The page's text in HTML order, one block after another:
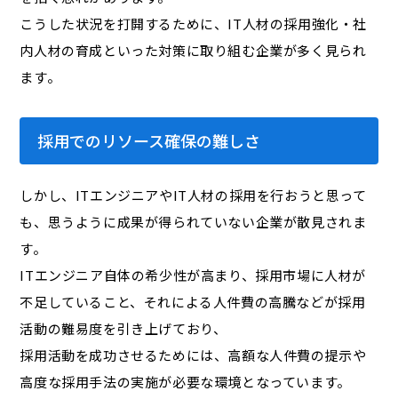
こうした状況を打開するために、IT人材の採用強化・社
内人材の育成といった対策に取り組む企業が多く見られ
ます。
採用でのリソース確保の難しさ
しかし、ITエンジニアやIT人材の採用を行おうと思って
も、思うように成果が得られていない企業が散見されま
す。
ITエンジニア自体の希少性が高まり、採用市場に人材が
不足していること、それによる人件費の高騰などが採用
活動の難易度を引き上げており、
採用活動を成功させるためには、高額な人件費の提示や
高度な採用手法の実施が必要な環境となっています。